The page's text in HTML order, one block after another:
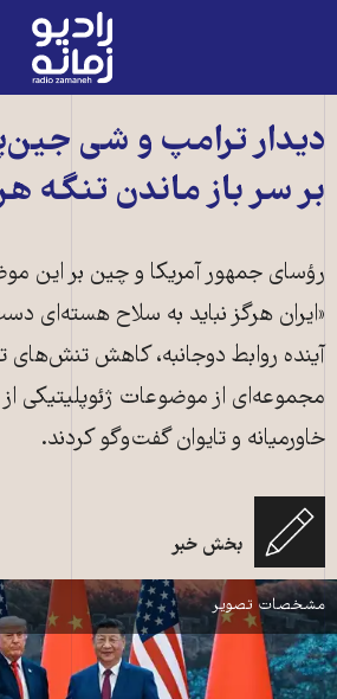
رادیو
زمانه
به
صفحه
اصلی
دیدار ترامپ و شی
بر سر باز ماندن تنگه
رؤسای جمهور آمریکا و چین بر این
«ایران هرگز نباید به سلاح هسته‌ای
آینده روابط دوجانبه، کاهش تنش‌های
مجموعه‌ای از موضوعات ژئوپلیتیکی از
خاورمیانه و تایوان گفت‌وگو کردند.
بخش خبر
نمایش
مشخصات تصویر
شی جینپینگ، رئیس‌جمهور چین و دونالد ترامپ،
خلق پکن ـ ۱۴ مه ۲۰۲۶ ـ عکس از خبرگزاری فرانسه